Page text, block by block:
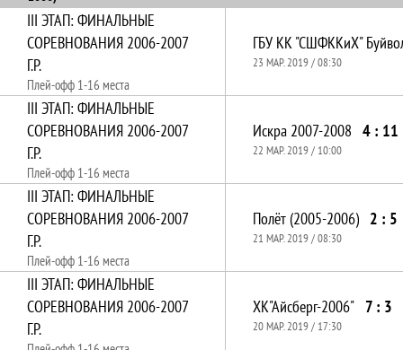
III ЭТАП: ФИНАЛЬНЫЕ
СОРЕВНОВАНИЯ 2006-2007
Г.Р.
Плей-офф 1-16 места
23 МАР. 2019 / 08:30
III ЭТАП: ФИНАЛЬНЫЕ
СОРЕВНОВАНИЯ 2006-2007
Г.Р.
Плей-офф 1-16 места
Искра 2007-2008 4 : 11
22 МАР. 2019 / 10:00
III ЭТАП: ФИНАЛЬНЫЕ
СОРЕВНОВАНИЯ 2006-2007
Г.Р.
Плей-офф 1-16 места
Полёт (2005-2006) 2 : 5
21 МАР. 2019 / 08:30
III ЭТАП: ФИНАЛЬНЫЕ
СОРЕВНОВАНИЯ 2006-2007
Г.Р.
ХК"Айсберг-2006" 7 : 3
20 МАР. 2019 / 17:30